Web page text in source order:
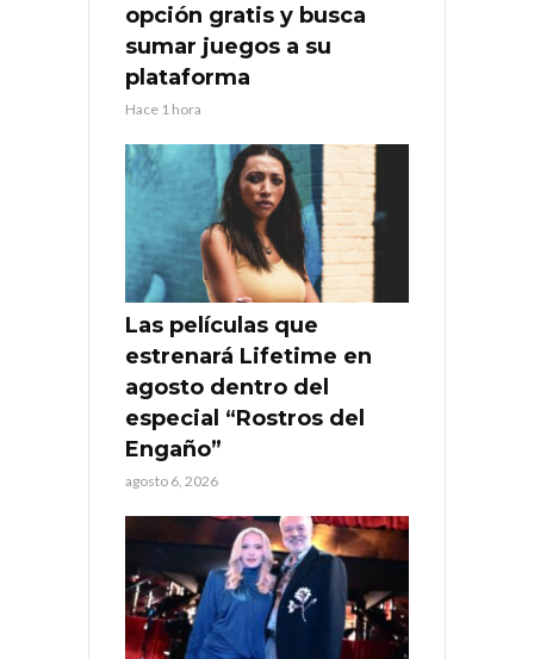
opción gratis y busca
sumar juegos a su
plataforma
Hace 1 hora
Las películas que
estrenará Lifetime en
agosto dentro del
especial “Rostros del
Engaño”
agosto 6, 2026